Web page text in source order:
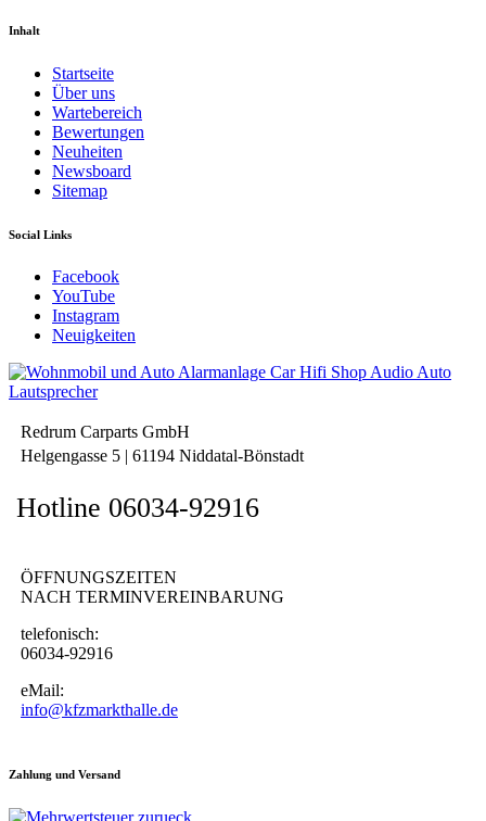
Inhalt
Startseite
Über uns
Wartebereich
Bewertungen
Neuheiten
Newsboard
Sitemap
Social Links
Facebook
YouTube
Instagram
Neuigkeiten
Redrum Carparts GmbH
Helgengasse 5 | 61194 Niddatal-Bönstadt
Hotline 06034-92916
ÖFFNUNGSZEITEN
NACH TERMINVEREINBARUNG
telefonisch:
06034-92916
eMail:
info@kfzmarkthalle.de
Zahlung und Versand